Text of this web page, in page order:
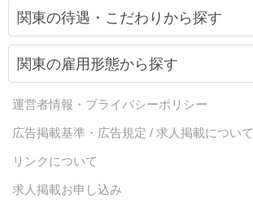
関東の待遇・こだわりから探す
関東の雇用形態から探す
運営者情報・プライバシーポリシー
広告掲載基準・広告規定 / 求人掲載について
リンクについて
求人掲載お申し込み